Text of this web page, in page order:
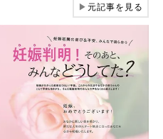
▶元記事を見る